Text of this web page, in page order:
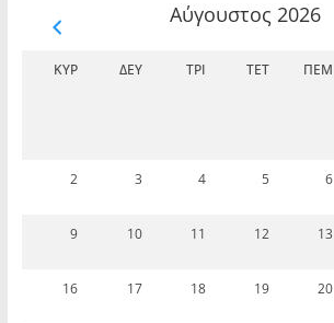
Αύγουστος 2026
ΚΥΡ ΔΕΥ ΤΡΊ ΤΕΤ ΠΈΜ
2 3 4 5 6
9 10 11 12 13
16 17 18 19 20